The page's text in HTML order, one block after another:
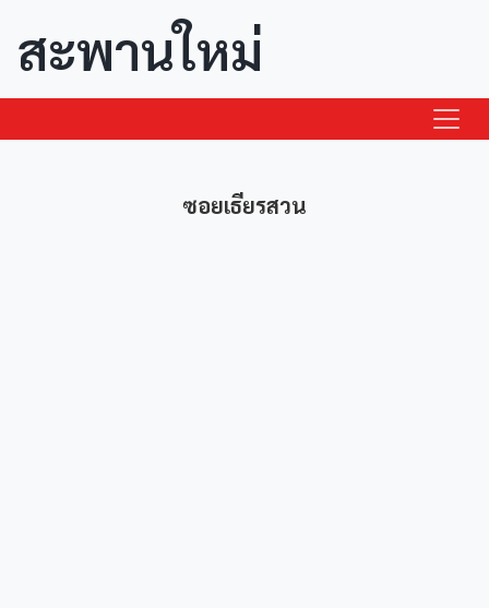
สะพานใหม่
ซอยเธียรสวน